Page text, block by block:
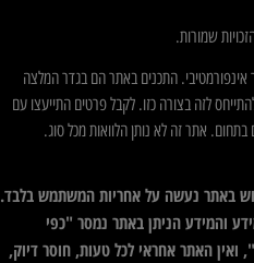
שמורות.
אינפורמטיבי. התכנים באתר הם בגדר המלצה
לזה בצורה כזו. לקבל פרטים התייעצו עם
בתחום. אתר זה לא נותן הלוואות מכל סוג.
באתר נעשה על אחריות המשתמש בלבד.
והמידע הניתן באתר נמסר "כפי
ואין האתר אחראי לכל טעות, חוסר דיוק,